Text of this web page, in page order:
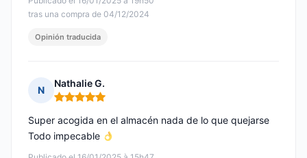
tras una compra de 04/12/2024
Opinión traducida
N
Nathalie G.
Nota: 5 de 5
Super acogida en el almacén nada de lo que quejarse
Todo impecable